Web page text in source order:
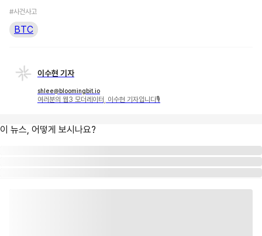
#사건사고
BTC
이수현 기자
shlee@bloomingbit.io
여러분의 웹3 모더레이터, 이수현 기자입니다🎙
이 뉴스, 어떻게 보시나요?